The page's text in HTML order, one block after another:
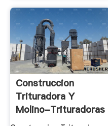
Construccion
Trituradora Y
Molino-Trituradoras